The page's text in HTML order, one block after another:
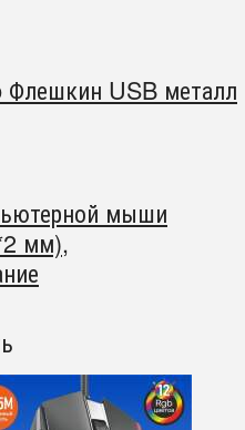
USB металл
мыши
мм),